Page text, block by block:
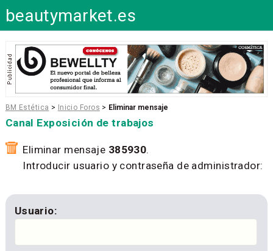
beautymarket.es
BM Estética > Inicio Foros > Eliminar mensaje
Canal Exposición de trabajos
Eliminar mensaje 385930.
Introducir usuario y contraseña de administrador:
Usuario: